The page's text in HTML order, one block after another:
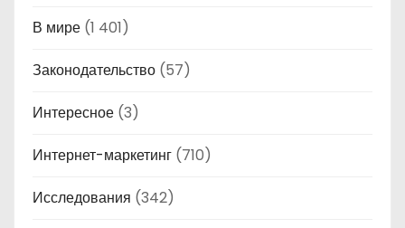
В мире (1 401)
Законодательство (57)
Интересное (3)
Интернет-маркетинг (710)
Исследования (342)